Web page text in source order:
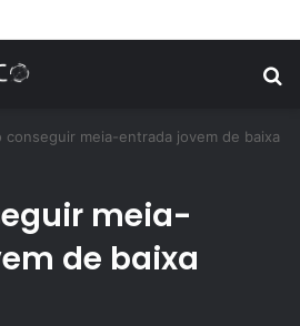
conseguir meia-entrada jovem de baixa
meia-
de baixa